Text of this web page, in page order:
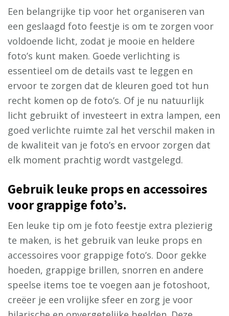
Een belangrijke tip voor het organiseren van
een geslaagd foto feestje is om te zorgen voor
voldoende licht, zodat je mooie en heldere
foto’s kunt maken. Goede verlichting is
essentieel om de details vast te leggen en
ervoor te zorgen dat de kleuren goed tot hun
recht komen op de foto’s. Of je nu natuurlijk
licht gebruikt of investeert in extra lampen, een
goed verlichte ruimte zal het verschil maken in
de kwaliteit van je foto’s en ervoor zorgen dat
elk moment prachtig wordt vastgelegd.
Gebruik leuke props en accessoires
voor grappige foto’s.
Een leuke tip om je foto feestje extra plezierig
te maken, is het gebruik van leuke props en
accessoires voor grappige foto’s. Door gekke
hoeden, grappige brillen, snorren en andere
speelse items toe te voegen aan je fotoshoot,
creëer je een vrolijke sfeer en zorg je voor